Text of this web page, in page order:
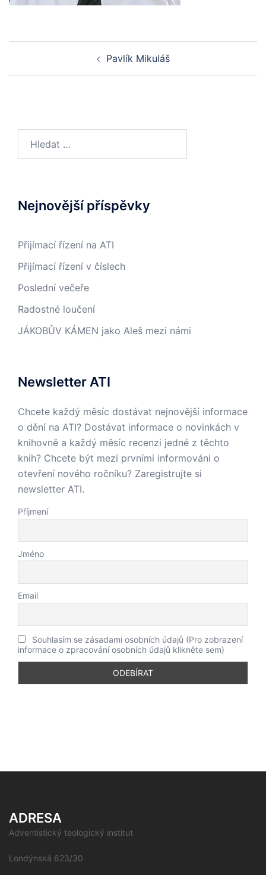
Pavlík Mikuláš
Nejnovější příspěvky
Přijímací řízení na ATI
Přijímací řízení v číslech
Poslední večeře
Radostné loučení
JÁKOBŮV KÁMEN jako Aleš mezi námi
Newsletter ATI
Chcete každý měsíc dostávat nejnovější informace
o dění na ATI? Dostávat informace o novinkách v
knihovně a každý měsíc recenzi jedné z těchto
knih? Chcete být mezi prvními informováni o
otevření nového ročníku? Zaregistrujte si
newsletter ATI.
Příjmení
Jméno
Email
Souhlasím se zásadami osobních údajů (Pro zobrazení
informace o zpracování osobních údajů klikněte sem)
ADRESA
Adventistický teologický institut
Londýnská 623/30